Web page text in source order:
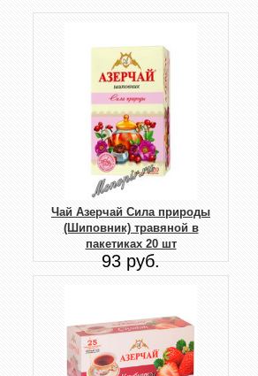
Чай Азерчай Сила природы
(Шиповник) травяной в
пакетиках 20 шт
93 руб.